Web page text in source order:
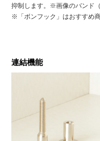
抑制します。※画像のバンド
※「ボンフック」はおすすめ
連結機能